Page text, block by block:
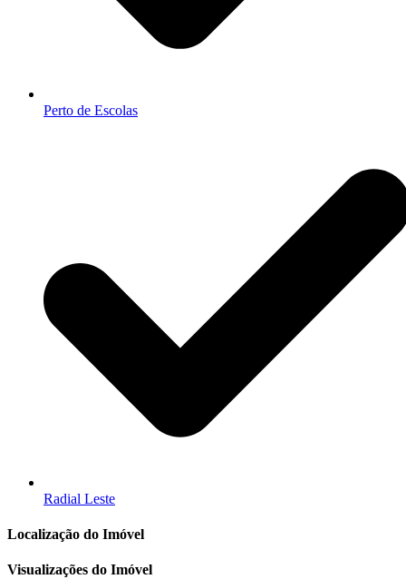
Perto de Escolas
Radial Leste
Localização do Imóvel
Visualizações do Imóvel